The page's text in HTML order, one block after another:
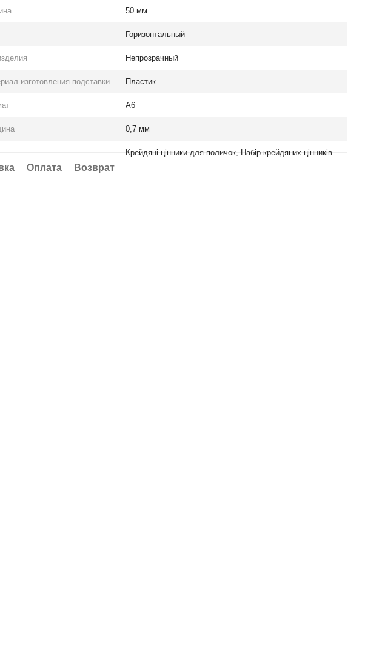
50 мм
Горизонтальный
Непрозрачный
изготовления подставки Пластик
А6
0,7 мм
Крейдяні цінники для поличок, Набір крейдяних цінників
Оплата Возврат